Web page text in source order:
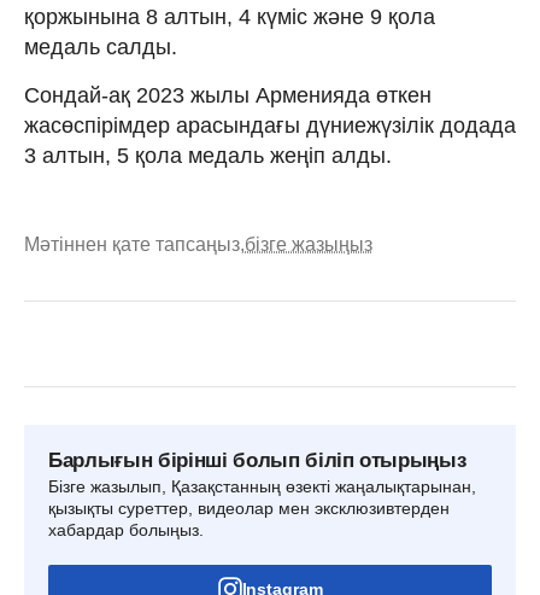
қоржынына 8 алтын, 4 күміс және 9 қола
медаль салды.
Сондай-ақ 2023 жылы Арменияда өткен
жасөспірімдер арасындағы дүниежүзілік додада
3 алтын, 5 қола медаль жеңіп алды.
Мәтіннен қате тапсаңыз,бізге жазыңыз
Барлығын бірінші болып біліп отырыңыз
Бізге жазылып, Қазақстанның өзекті жаңалықтарынан,
қызықты суреттер, видеолар мен эксклюзивтерден
хабардар болыңыз.
Instagram